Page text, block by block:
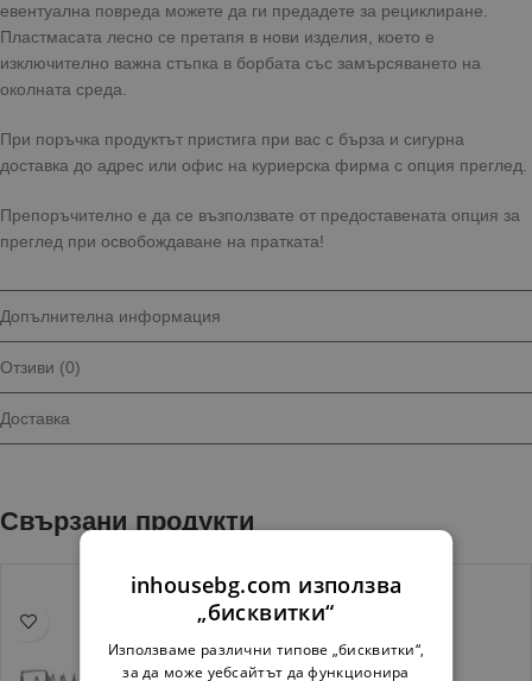
евентуална повреда можете да ги предадете за рециклиране.
Пластмасата лесно се претапя в нови изделия, което е
изключително важна стъпка в борбата със замърсяването на
околната среда.
При поръчка продуктът пристига при вас с бърза и сигурна
доставка до адрес или офис на куриерска фирма с опция преглед.
Препоръчително е да се възползвате от предоставената опция за
преглед при освобождаване на пратката!
Допълнителна информация
Отзиви (0)
Доставка
Свързани продукти
inhousebg.com използва
„бисквитки“
Използваме различни типове „бисквитки“,
за да може уебсайтът да функционира